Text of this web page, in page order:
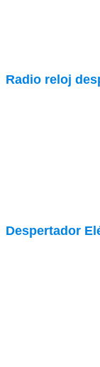
Radio reloj
Despertador